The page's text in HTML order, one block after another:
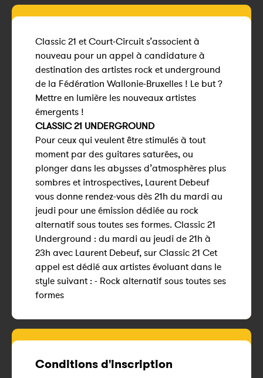
Classic 21 et Court-Circuit s’associent à
nouveau pour un appel à candidature à
destination des artistes rock et underground
de la Fédération Wallonie-Bruxelles ! Le but ?
Mettre en lumière les nouveaux artistes
émergents !
CLASSIC 21 UNDERGROUND
Pour ceux qui veulent être stimulés à tout
moment par des guitares saturées, ou
plonger dans les abysses d’atmosphères plus
sombres et introspectives, Laurent Debeuf
vous donne rendez-vous dès 21h du mardi au
jeudi pour une émission dédiée au rock
alternatif sous toutes ses formes. Classic 21
Underground : du mardi au jeudi de 21h à
23h avec Laurent Debeuf, sur Classic 21 Cet
appel est dédié aux artistes évoluant dans le
style suivant : - Rock alternatif sous toutes ses
formes
Conditions d'inscription